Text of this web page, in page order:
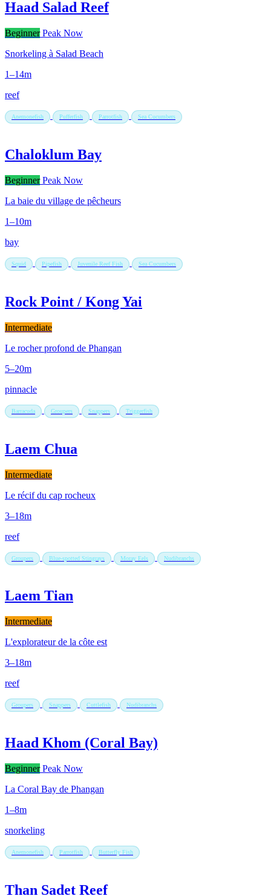
Haad Salad Reef
Beginner Peak Now
Snorkeling à Salad Beach
1–14m
reef
Anemonefish Pufferfish Parrotfish Sea Cucumbers
Chaloklum Bay
Beginner Peak Now
La baie du village de pêcheurs
1–10m
bay
Squid Pipefish Juvenile Reef Fish Sea Cucumbers
Rock Point / Kong Yai
Intermediate
Le rocher profond de Phangan
5–20m
pinnacle
Barracuda Groupers Snappers Triggerfish
Laem Chua
Intermediate
Le récif du cap rocheux
3–18m
reef
Groupers Blue-spotted Stingrays Moray Eels Nudibranchs
Laem Tian
Intermediate
L'explorateur de la côte est
3–18m
reef
Groupers Snappers Cuttlefish Nudibranchs
Haad Khom (Coral Bay)
Beginner Peak Now
La Coral Bay de Phangan
1–8m
snorkeling
Anemonefish Parrotfish Butterfly Fish
Than Sadet Reef